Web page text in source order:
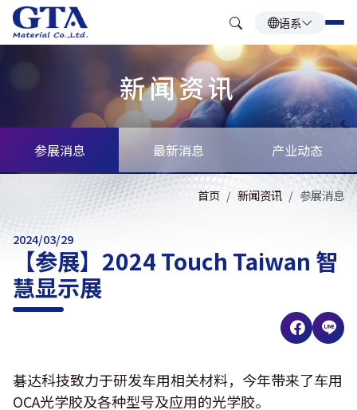
语系
新闻资讯
参展消息 最新消息 产业动态
首页 新闻资讯 参展消息
2024/03/29
【参展】2024 Touch Taiwan 智
慧显示展
碁达科技致力于研发车用相关材料，今年带来了车用
OCA光学胶及各种型号及应用的光学胶。